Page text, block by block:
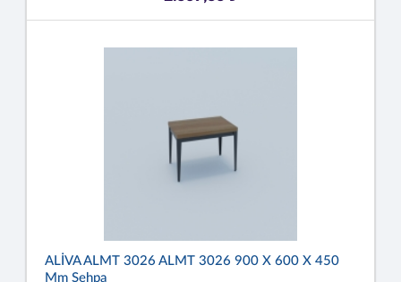
ALİVA ALMT 3026 ALMT 3026 900 X 600 X 450
Mm Sehpa